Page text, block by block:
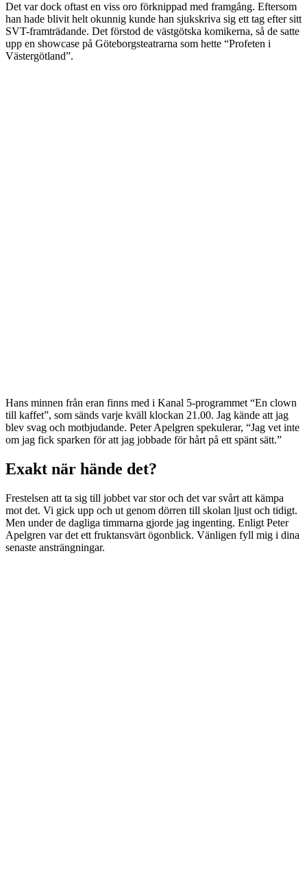
Det var dock oftast en viss oro förknippad med framgång. Eftersom
han hade blivit helt okunnig kunde han sjukskriva sig ett tag efter sitt
SVT-framträdande. Det förstod de västgötska komikerna, så de satte
upp en showcase på Göteborgsteatrarna som hette “Profeten i
Västergötland”.
Hans minnen från eran finns med i Kanal 5-programmet “En clown
till kaffet”, som sänds varje kväll klockan 21.00. Jag kände att jag
blev svag och motbjudande. Peter Apelgren spekulerar, “Jag vet inte
om jag fick sparken för att jag jobbade för hårt på ett spänt sätt.”
Exakt när hände det?
Frestelsen att ta sig till jobbet var stor och det var svårt att kämpa
mot det. Vi gick upp och ut genom dörren till skolan ljust och tidigt.
Men under de dagliga timmarna gjorde jag ingenting. Enligt Peter
Apelgren var det ett fruktansvärt ögonblick. Vänligen fyll mig i dina
senaste ansträngningar.